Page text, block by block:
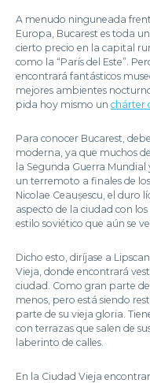
A menudo ninguneada
Europa, Bucarest es toda
cierto precio en la capital
como la “París del Este”.
encontrará fantásticos
mejores ambientes
pida hoy mismo un chárter
Para conocer Bucarest,
moderna, ya que muchos
la Segunda Guerra
un terremoto a finales de
Nicolae Ceaușescu, el duro
aspecto de la ciudad con
estilo soviético que aún se
Dicho esto, diríjase a
Vieja, donde encontrará
ciudad. Como gran parte
menos, pero está siendo
parte de su vieja gloria.
con terrazas que salen de
laberinto de calles.
En la Ciudad Vieja